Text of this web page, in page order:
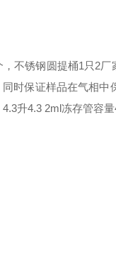
不锈钢圆提桶1只 2
时保证样品在气相
4.3升4.3 2ml冻存管容